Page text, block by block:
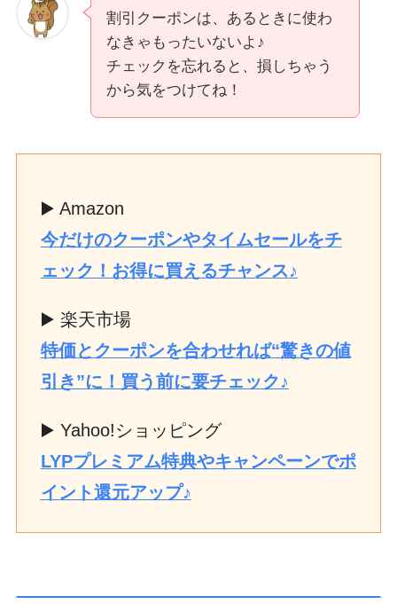
割引クーポンは、あるときに使わ
なきゃもったいないよ♪
チェックを忘れると、損しちゃう
から気をつけてね！
▶️ Amazon
今だけのクーポンやタイムセールをチ
ェック！お得に買えるチャンス♪
▶️ 楽天市場
特価とクーポンを合わせれば“驚きの値
引き”に！買う前に要チェック♪
▶️ Yahoo!ショッピング
LYPプレミアム特典やキャンペーンでポ
イント還元アップ♪